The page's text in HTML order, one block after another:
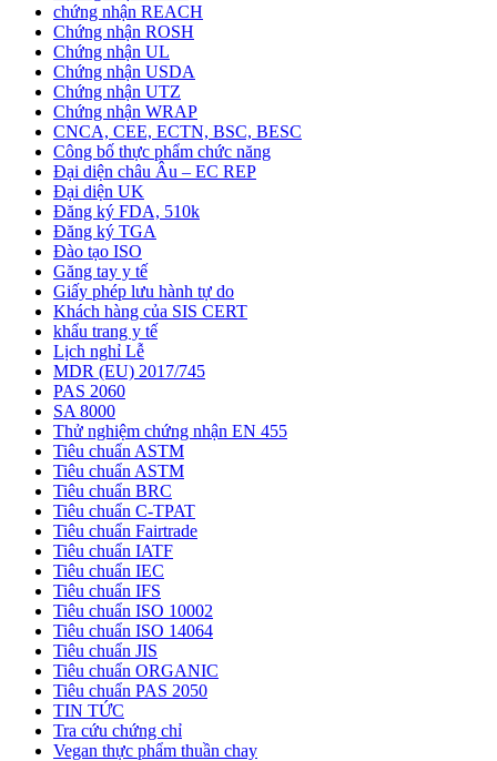
chứng nhận REACH
Chứng nhận ROSH
Chứng nhận UL
Chứng nhận USDA
Chứng nhận UTZ
Chứng nhận WRAP
CNCA, CEE, ECTN, BSC, BESC
Công bố thực phẩm chức năng
Đại diện châu Âu – EC REP
Đại diện UK
Đăng ký FDA, 510k
Đăng ký TGA
Đào tạo ISO
Găng tay y tế
Giấy phép lưu hành tự do
Khách hàng của SIS CERT
khẩu trang y tế
Lịch nghỉ Lễ
MDR (EU) 2017/745
PAS 2060
SA 8000
Thử nghiệm chứng nhận EN 455
Tiêu chuẩn ASTM
Tiêu chuẩn ASTM
Tiêu chuẩn BRC
Tiêu chuẩn C-TPAT
Tiêu chuẩn Fairtrade
Tiêu chuẩn IATF
Tiêu chuẩn IEC
Tiêu chuẩn IFS
Tiêu chuẩn ISO 10002
Tiêu chuẩn ISO 14064
Tiêu chuẩn JIS
Tiêu chuẩn ORGANIC
Tiêu chuẩn PAS 2050
TIN TỨC
Tra cứu chứng chỉ
Vegan thực phẩm thuần chay